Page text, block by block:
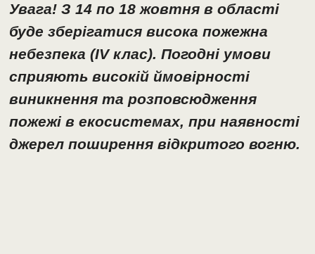
Увага! З 14 по 18 жовтня в області
буде зберігатися висока пожежна
небезпека (IV клас). Погодні умови
сприяють високій ймовірності
виникнення та розповсюдження
пожежі в екосистемах, при наявності
джерел поширення відкритого вогню.